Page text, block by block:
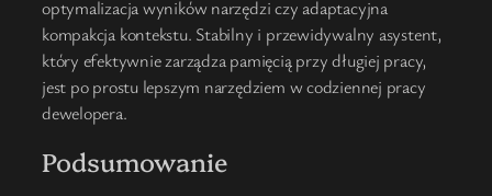
optymalizacja wyników narzędzi czy adaptacyjna
kompakcja kontekstu. Stabilny i przewidywalny asystent,
który efektywnie zarządza pamięcią przy długiej pracy,
jest po prostu lepszym narzędziem w codziennej pracy
dewelopera.
Podsumowanie